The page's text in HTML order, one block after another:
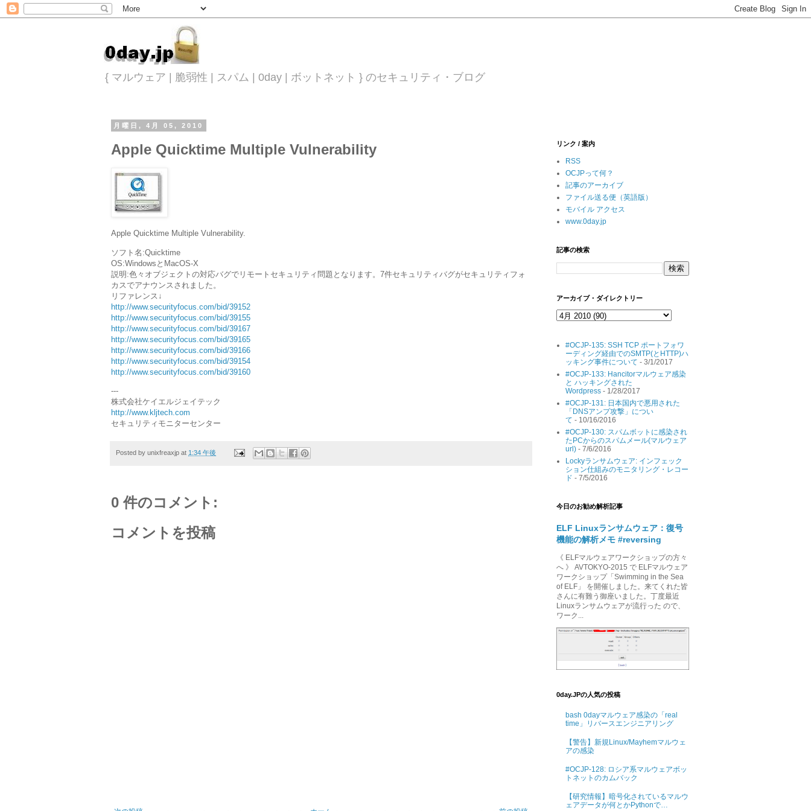
{ マルウェア | 脆弱性 | スパム | 0day | ボットネット } のセキュリティ・ブログ
月曜日, 4月 05, 2010
Apple Quicktime Multiple Vulnerability
Apple Quicktime Multiple Vulnerability.
ソフト名:Quicktime
OS:WindowsとMacOS-X
説明:色々オブジェクトの対応バグでリモートセキュリティ問題となります。7件セキュリティバグがセキュリティフォ
カスでアナウンスされました。
リファレンス↓
http://www.securityfocus.com/bid/39152
http://www.securityfocus.com/bid/39155
http://www.securityfocus.com/bid/39167
http://www.securityfocus.com/bid/39165
http://www.securityfocus.com/bid/39166
http://www.securityfocus.com/bid/39154
http://www.securityfocus.com/bid/39160
---
株式会社ケイエルジェイテック
http://www.kljtech.com
セキュリティモニターセンター
Posted by unixfreaxjp at 1:34 午後
0 件のコメント:
コメントを投稿
リンク / 案内
RSS
OCJPって何？
記事のアーカイブ
ファイル送る便（英語版）
モバイル アクセス
www.0day.jp
記事の検索
アーカイブ・ダイレクトリー
#OCJP-135: SSH TCP ポートフォワ
ーディング経由でのSMTP(とHTTP)ハ
ッキング事件について - 3/1/2017
#OCJP-133: Hancitorマルウェア感染
と ハッキングされた
Wordpress - 1/28/2017
#OCJP-131: 日本国内で悪用された
「DNSアンプ攻撃」につい
て - 10/16/2016
#OCJP-130: スパムボットに感染され
たPCからのスパムメール(マルウェア
url) - 7/6/2016
Lockyランサムウェア: インフェック
ション仕組みのモニタリング・レコー
ド - 7/5/2016
今日のお勧め解析記事
ELF Linuxランサムウェア：復号
機能の解析メモ #reversing
《 ELFマルウェアワークショップの方々
へ 》 AVTOKYO-2015 で ELFマルウェア
ワークショップ「Swimming in the Sea
of ELF」 を開催しました。来てくれた皆
さんに有難う御座いました。丁度最近
Linuxランサムウェアが流行った ので、
ワーク...
0day.JPの人気の投稿
bash 0dayマルウェア感染の「real
time」リバースエンジニアリング
【警告】新規Linux/Mayhemマルウェ
アの感染
#OCJP-128: ロシア系マルウェアボッ
トネットのカムバック
【研究情報】暗号化されているマルウ
ェアデータが何とかPythonで…